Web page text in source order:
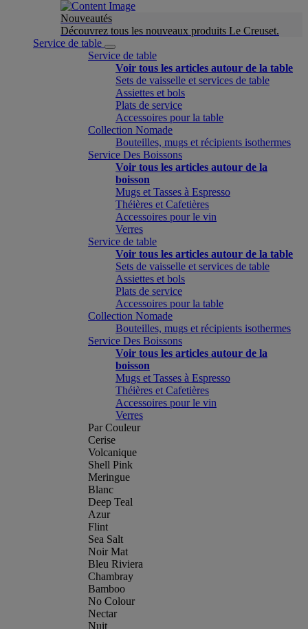
Nouveautés
Découvrez tous les nouveaux produits Le Creuset.
Service de table
Service de table
Voir tous les articles autour de la table
Sets de vaisselle et services de table
Assiettes et bols
Plats de service
Accessoires pour la table
Collection Nomade
Bouteilles, mugs et récipients isothermes
Service Des Boissons
Voir tous les articles autour de la
boisson
Mugs et Tasses à Espresso
Théières et Cafetières
Accessoires pour le vin
Verres
Service de table
Voir tous les articles autour de la table
Sets de vaisselle et services de table
Assiettes et bols
Plats de service
Accessoires pour la table
Collection Nomade
Bouteilles, mugs et récipients isothermes
Service Des Boissons
Voir tous les articles autour de la
boisson
Mugs et Tasses à Espresso
Théières et Cafetières
Accessoires pour le vin
Verres
Par Couleur
Cerise
Volcanique
Shell Pink
Meringue
Blanc
Deep Teal
Azur
Flint
Sea Salt
Noir Mat
Bleu Riviera
Chambray
Bamboo
No Colour
Nectar
Nuit